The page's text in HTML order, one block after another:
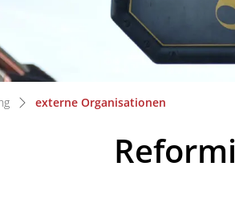
externe Organisationen